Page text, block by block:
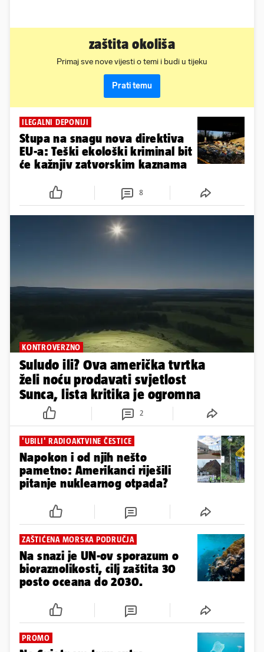
zaštita okoliša
Primaj sve nove vijesti o temi i budi u tijeku
Prati temu
ILEGALNI DEPONIJI
Stupa na snagu nova direktiva
EU-a: Teški ekološki kriminal bit
će kažnjiv zatvorskim kaznama
8
KONTROVERZNO
Suludo ili? Ova američka tvrtka
želi noću prodavati svjetlost
Sunca, lista kritika je ogromna
2
'UBILI' RADIOAKTVINE ČESTICE
Napokon i od njih nešto
pametno: Amerikanci riješili
pitanje nuklearnog otpada?
ZAŠTIĆENA MORSKA PODRUČJA
Na snazi je UN-ov sporazum o
bioraznolikosti, cilj zaštita 30
posto oceana do 2030.
PROMO